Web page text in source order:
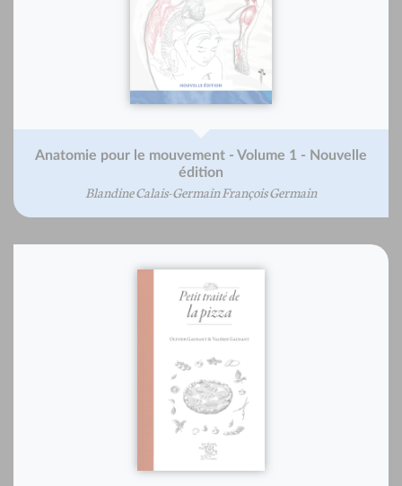
Anatomie pour le mouvement - Volume 1 - Nouvelle
édition
Blandine Calais-Germain François Germain